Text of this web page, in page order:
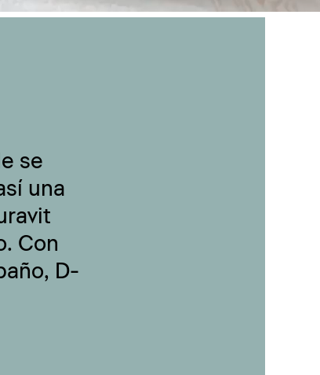
se
una
Con
D-